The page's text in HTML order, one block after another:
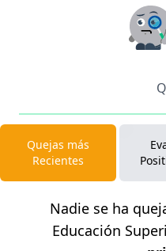
Quejas más
Recientes
Nadie se ha
Educación